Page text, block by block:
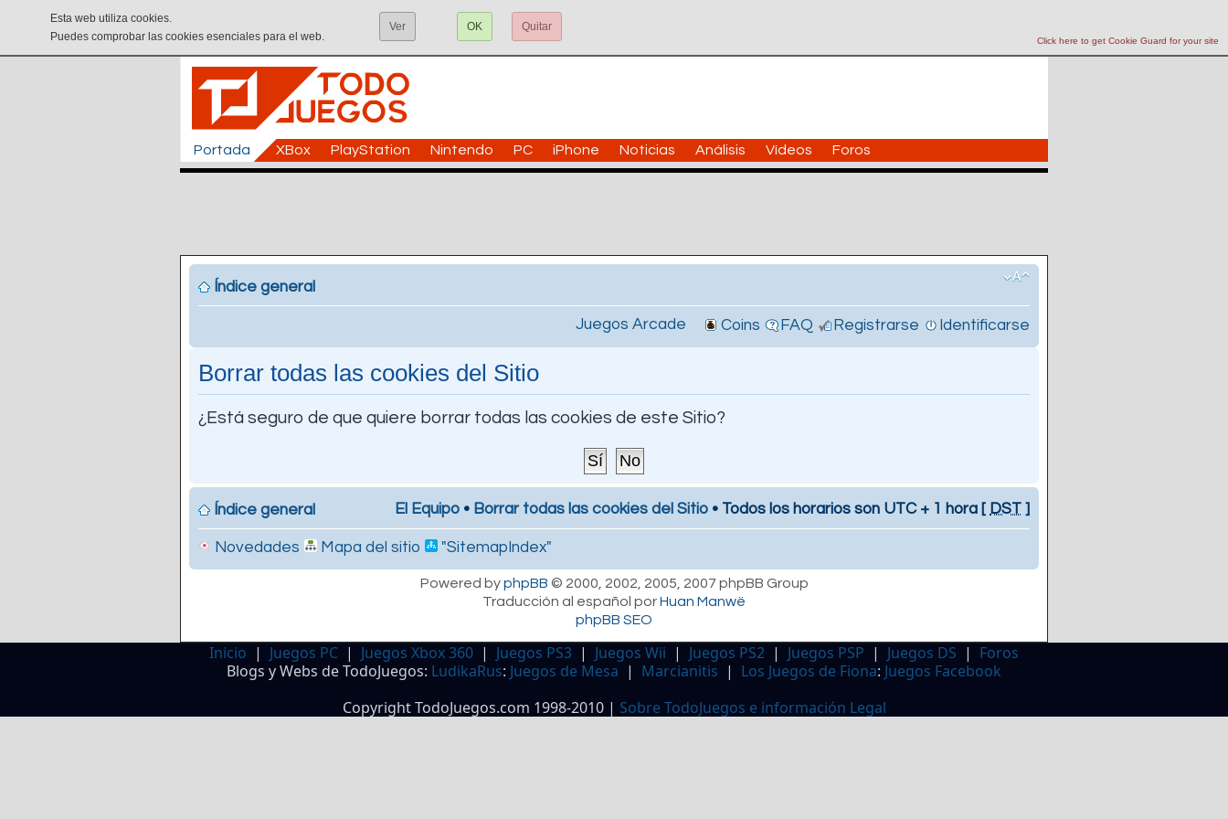
Click here to get Cookie Guard for your site
Esta web utiliza cookies.
Puedes comprobar las cookies esenciales para el web.
Ver OK Quitar
Portada XBox PlayStation Nintendo PC iPhone Noticias Análisis Vídeos Foros
Índice general
Juegos Arcade Coins FAQ Registrarse Identificarse
Borrar todas las cookies del Sitio
¿Está seguro de que quiere borrar todas las cookies de este Sitio?
Índice general El Equipo • Borrar todas las cookies del Sitio • Todos los horarios son UTC + 1 hora [ DST ]
Novedades Mapa del sitio "SitemapIndex"
Powered byphpBB © 2000, 2002, 2005, 2007 phpBB Group
Traducción al español porHuan Manwë
phpBB SEO
Inicio | Juegos PC | Juegos Xbox 360 | Juegos PS3 | Juegos Wii | Juegos PS2 | Juegos PSP | Juegos DS | Foros
Blogs y Webs de TodoJuegos: LudikaRus: Juegos de Mesa | Marcianitis | Los Juegos de Fiona: Juegos Facebook
Copyright TodoJuegos.com 1998-2010 | Sobre TodoJuegos e información Legal